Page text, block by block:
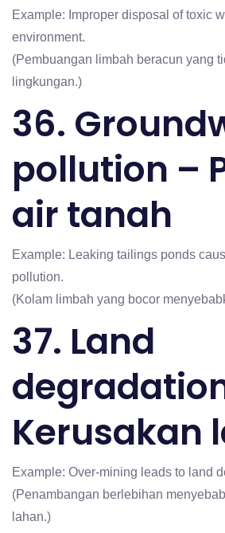
Example: Improper disposal of toxic
environment.
(Pembuangan limbah beracun yang
lingkungan.)
36.
pollution –
air tanah
Example: Leaking tailings ponds
pollution.
(Kolam limbah yang bocor
37. Land
Kerusakan
Example: Over-mining leads to land
(Penambangan berlebihan
lahan.)